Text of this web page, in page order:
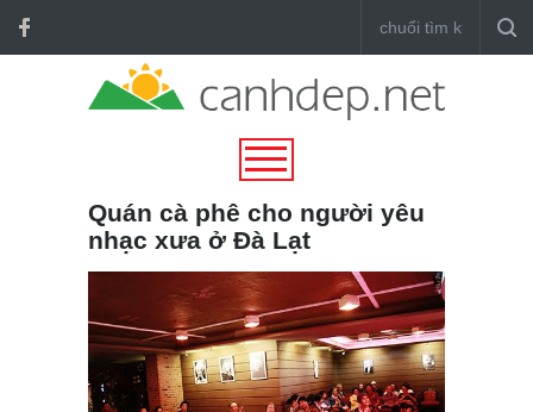
Quán cà phê cho người yêu
nhạc xưa ở Đà Lạt